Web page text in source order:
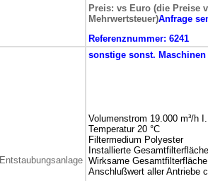
Preis: vs Euro (die Preise
Mehrwertsteuer)Anfrage
Referenznummer: 6241
Entstaubungsanlage
sonstige sonst.
Volumenstrom 19.000 m³/h
Temperatur 20 °C
Filtermedium Polyester
Installierte
Wirksame Gesamtfilterfläche
Anschlußwert aller Antriebe